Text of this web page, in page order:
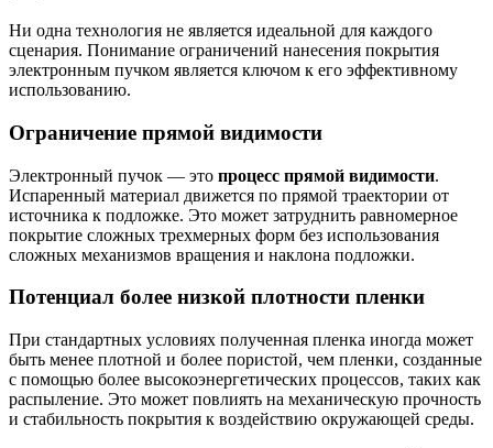
Ни одна технология не является идеальной для каждого
сценария. Понимание ограничений нанесения покрытия
электронным пучком является ключом к его эффективному
использованию.
Ограничение прямой видимости
Электронный пучок — это процесс прямой видимости.
Испаренный материал движется по прямой траектории от
источника к подложке. Это может затруднить равномерное
покрытие сложных трехмерных форм без использования
сложных механизмов вращения и наклона подложки.
Потенциал более низкой плотности пленки
При стандартных условиях полученная пленка иногда может
быть менее плотной и более пористой, чем пленки, созданные
с помощью более высокоэнергетических процессов, таких как
распыление. Это может повлиять на механическую прочность
и стабильность покрытия к воздействию окружающей среды.